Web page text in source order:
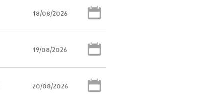
18/08/2026
19/08/2026
20/08/2026